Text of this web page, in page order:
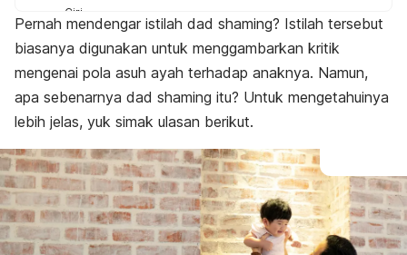
Ciri
Dampak
Cara mengatasi
Pernah mendengar istilah dad shaming? Istilah tersebut
biasanya digunakan untuk menggambarkan kritik
mengenai pola asuh ayah terhadap anaknya. Namun,
apa sebenarnya dad shaming itu? Untuk mengetahuinya
lebih jelas, yuk simak ulasan berikut.